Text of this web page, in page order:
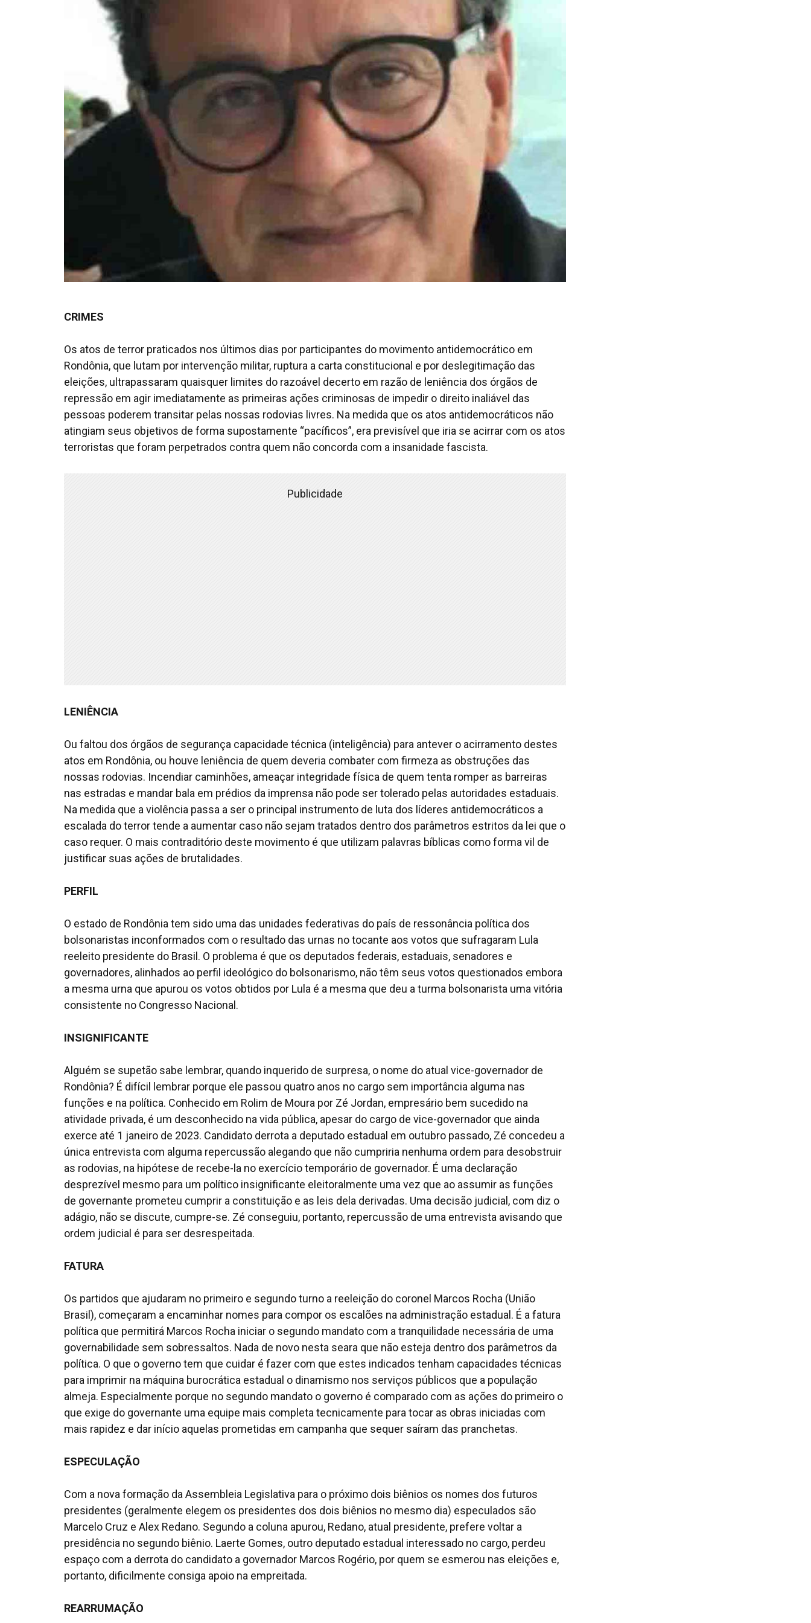
CRIMES
Os atos de terror praticados nos últimos dias por participantes do movimento antidemocrático em
Rondônia, que lutam por intervenção militar, ruptura a carta constitucional e por deslegitimação das
eleições, ultrapassaram quaisquer limites do razoável decerto em razão de leniência dos órgãos de
repressão em agir imediatamente as primeiras ações criminosas de impedir o direito inaliável das
pessoas poderem transitar pelas nossas rodovias livres. Na medida que os atos antidemocráticos não
atingiam seus objetivos de forma supostamente “pacíficos”, era previsível que iria se acirrar com os atos
terroristas que foram perpetrados contra quem não concorda com a insanidade fascista.
Publicidade
LENIÊNCIA
Ou faltou dos órgãos de segurança capacidade técnica (inteligência) para antever o acirramento destes
atos em Rondônia, ou houve leniência de quem deveria combater com firmeza as obstruções das
nossas rodovias. Incendiar caminhões, ameaçar integridade física de quem tenta romper as barreiras
nas estradas e mandar bala em prédios da imprensa não pode ser tolerado pelas autoridades estaduais.
Na medida que a violência passa a ser o principal instrumento de luta dos líderes antidemocráticos a
escalada do terror tende a aumentar caso não sejam tratados dentro dos parâmetros estritos da lei que o
caso requer. O mais contraditório deste movimento é que utilizam palavras bíblicas como forma vil de
justificar suas ações de brutalidades.
PERFIL
O estado de Rondônia tem sido uma das unidades federativas do país de ressonância política dos
bolsonaristas inconformados com o resultado das urnas no tocante aos votos que sufragaram Lula
reeleito presidente do Brasil. O problema é que os deputados federais, estaduais, senadores e
governadores, alinhados ao perfil ideológico do bolsonarismo, não têm seus votos questionados embora
a mesma urna que apurou os votos obtidos por Lula é a mesma que deu a turma bolsonarista uma vitória
consistente no Congresso Nacional.
INSIGNIFICANTE
Alguém se supetão sabe lembrar, quando inquerido de surpresa, o nome do atual vice-governador de
Rondônia? É difícil lembrar porque ele passou quatro anos no cargo sem importância alguma nas
funções e na política. Conhecido em Rolim de Moura por Zé Jordan, empresário bem sucedido na
atividade privada, é um desconhecido na vida pública, apesar do cargo de vice-governador que ainda
exerce até 1 janeiro de 2023. Candidato derrota a deputado estadual em outubro passado, Zé concedeu a
única entrevista com alguma repercussão alegando que não cumpriria nenhuma ordem para desobstruir
as rodovias, na hipótese de recebe-la no exercício temporário de governador. É uma declaração
desprezível mesmo para um político insignificante eleitoralmente uma vez que ao assumir as funções
de governante prometeu cumprir a constituição e as leis dela derivadas. Uma decisão judicial, com diz o
adágio, não se discute, cumpre-se. Zé conseguiu, portanto, repercussão de uma entrevista avisando que
ordem judicial é para ser desrespeitada.
FATURA
Os partidos que ajudaram no primeiro e segundo turno a reeleição do coronel Marcos Rocha (União
Brasil), começaram a encaminhar nomes para compor os escalões na administração estadual. É a fatura
política que permitirá Marcos Rocha iniciar o segundo mandato com a tranquilidade necessária de uma
governabilidade sem sobressaltos. Nada de novo nesta seara que não esteja dentro dos parâmetros da
política. O que o governo tem que cuidar é fazer com que estes indicados tenham capacidades técnicas
para imprimir na máquina burocrática estadual o dinamismo nos serviços públicos que a população
almeja. Especialmente porque no segundo mandato o governo é comparado com as ações do primeiro o
que exige do governante uma equipe mais completa tecnicamente para tocar as obras iniciadas com
mais rapidez e dar início aquelas prometidas em campanha que sequer saíram das pranchetas.
ESPECULAÇÃO
Com a nova formação da Assembleia Legislativa para o próximo dois biênios os nomes dos futuros
presidentes (geralmente elegem os presidentes dos dois biênios no mesmo dia) especulados são
Marcelo Cruz e Alex Redano. Segundo a coluna apurou, Redano, atual presidente, prefere voltar a
presidência no segundo biênio. Laerte Gomes, outro deputado estadual interessado no cargo, perdeu
espaço com a derrota do candidato a governador Marcos Rogério, por quem se esmerou nas eleições e,
portanto, dificilmente consiga apoio na empreitada.
REARRUMAÇÃO